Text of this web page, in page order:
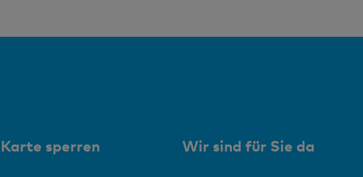
Karte sperren Wir sind für Sie da